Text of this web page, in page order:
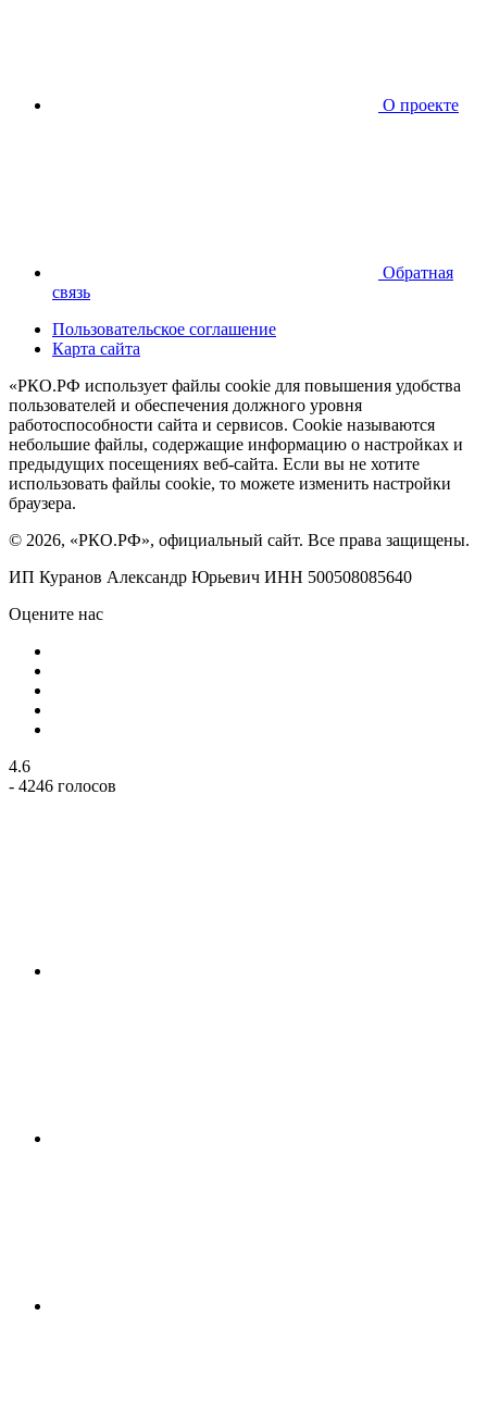
О проекте
Обратная
связь
Пользовательское соглашение
Карта сайта
«РКО.РФ использует файлы cookie для повышения удобства
пользователей и обеспечения должного уровня
работоспособности сайта и сервисов. Cookie называются
небольшие файлы, содержащие информацию о настройках и
предыдущих посещениях веб-сайта. Если вы не хотите
использовать файлы cookie, то можете изменить настройки
браузера.
© 2026, «РКО.РФ», официальный сайт. Все права защищены.
ИП Куранов Александр Юрьевич ИНН 500508085640
Оцените нас
4.6
- 4246 голосов